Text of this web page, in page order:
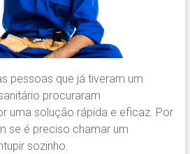
pessoas que já tiveram um
procuraram
uma solução rápida e eficaz. Por
se é preciso chamar um
sozinho.